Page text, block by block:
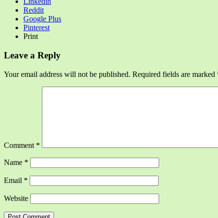
Reddit
Google Plus
Pinterest
Print
Leave a Reply
Your email address will not be published. Required fields are marked
Comment *
Name *
Email *
Website